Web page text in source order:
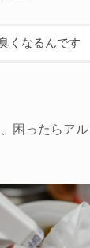
くなるんです
困ったらア